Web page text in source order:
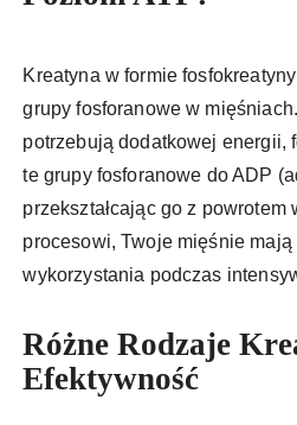
Kreatyna w formie
grupy fosforanowe w
potrzebują dodatkowej energii,
te grupy fosforanowe do ADP
przekształcając go z powrotem
procesowi, Twoje mięśnie
wykorzystania podczas
Różne Rodzaje
Efektywność